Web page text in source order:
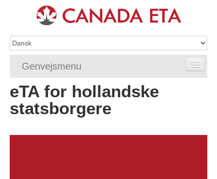
Genvejsmenu
Home
eTA-ansøgning
eTA for hollandske
statsborgere